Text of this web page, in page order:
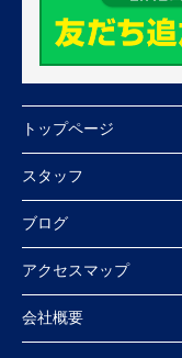
トップページ
スタッフ
ブログ
アクセスマップ
会社概要